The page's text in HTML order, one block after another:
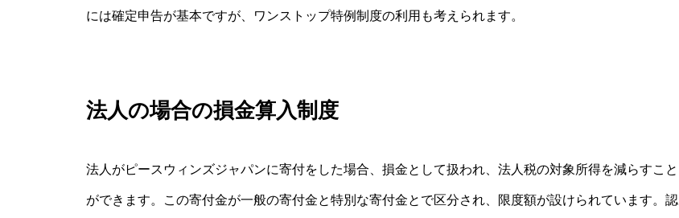
には確定申告が基本ですが、ワンストップ特例制度の利用も考えられます。
法人の場合の損金算入制度
法人がピースウィンズジャパンに寄付をした場合、損金として扱われ、法人税の対象所得を減らすこと
ができます。この寄付金が一般の寄付金と特別な寄付金とで区分され、限度額が設けられています。認